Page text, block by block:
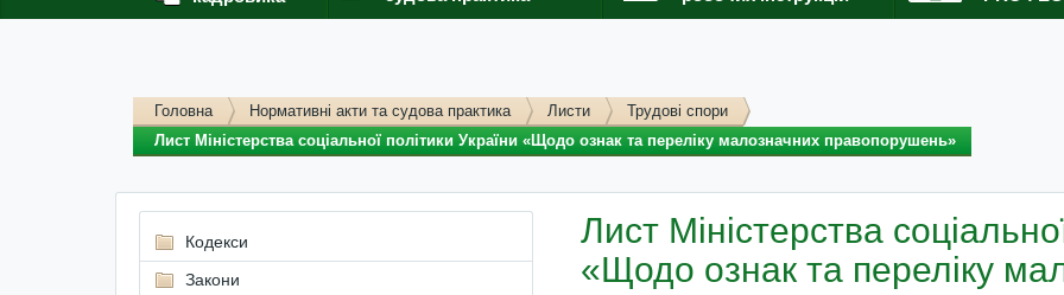
Головна Нормативні акти та судова практика Листи
Трудові спори
Лист Міністерства соціальної політики України «Щодо ознак та переліку малозначних правопорушень»
Лист Міністерства
«Щодо ознак та переліку
Кодекси
Закони